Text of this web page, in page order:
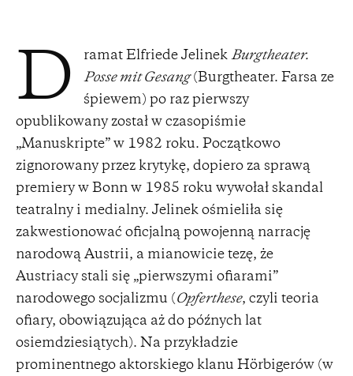
D ramat Elfriede Jelinek Burgtheater.
Posse mit Gesang(Burgtheater. Farsa ze
śpiewem) po raz pierwszy
opublikowany został w czasopiśmie
„Manuskripte” w 1982 roku. Początkowo
zignorowany przez krytykę, dopiero za sprawą
premiery w Bonn w 1985 roku wywołał skandal
teatralny i medialny. Jelinek ośmieliła się
zakwestionować oficjalną powojenną narrację
narodową Austrii, a mianowicie tezę, że
Austriacy stali się „pierwszymi ofiarami”
narodowego socjalizmu ( Opferthese, czyli teoria
ofiary, obowiązująca aż do późnych lat
osiemdziesiątych). Na przykładzie
prominentnego aktorskiego klanu Hörbigerów (w